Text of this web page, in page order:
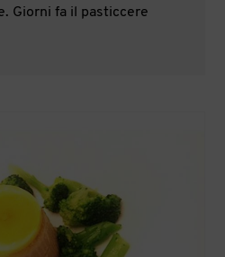
Giorni fa il pasticcere